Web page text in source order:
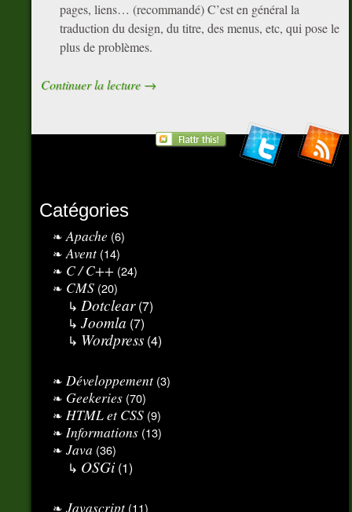
pages, liens… (recommandé) C’est en général la
traduction du design, du titre, des menus, etc, qui pose le
plus de problèmes.
Continuer la lecture →
Catégories
Apache (6)
Avent (14)
C / C++ (24)
CMS (20)
Dotclear(7)
Joomla (7)
Wordpress (4)
Développement (3)
Geekeries (70)
HTML et CSS (9)
Informations (13)
Java (36)
OSGi(1)
Javascript (11)